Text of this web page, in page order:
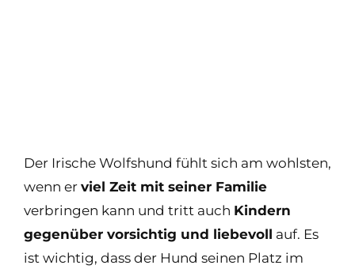
Der Irische Wolfshund fühlt sich am wohlsten,
wenn er viel Zeit mit seiner Familie
verbringen kann und tritt auch Kindern
gegenüber vorsichtig und liebevoll auf. Es
ist wichtig, dass der Hund seinen Platz im